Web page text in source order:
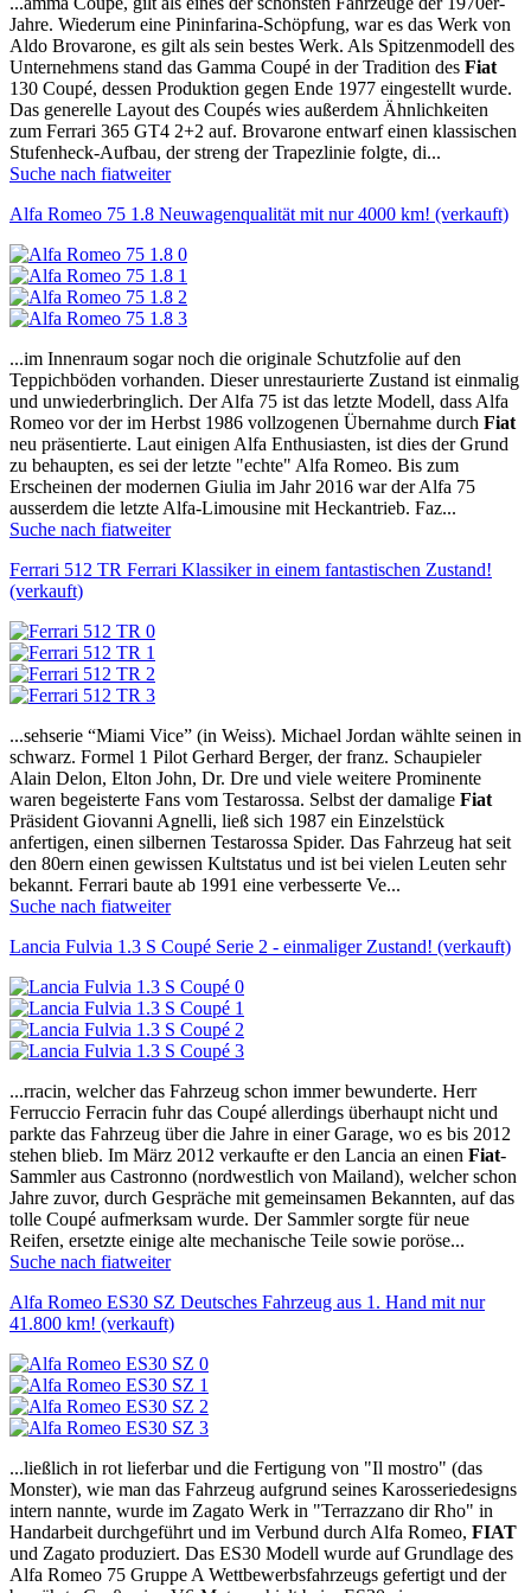
Jahre. Wiederum eine Pininfarina-Schöpfung, war es das Werk von
Aldo Brovarone, es gilt als sein bestes Werk. Als Spitzenmodell des
Unternehmens stand das Gamma Coupé in der Tradition des Fiat
130 Coupé, dessen Produktion gegen Ende 1977 eingestellt wurde.
Das generelle Layout des Coupés wies außerdem Ähnlichkeiten
zum Ferrari 365 GT4 2+2 auf. Brovarone entwarf einen klassischen
Stufenheck-Aufbau, der streng der Trapezlinie folgte, di...
Suche nach fiatweiter
Alfa Romeo 75 1.8 Neuwagenqualität mit nur 4000 km! (verkauft)
...im Innenraum sogar noch die originale Schutzfolie auf den
Teppichböden vorhanden. Dieser unrestaurierte Zustand ist einmalig
und unwiederbringlich. Der Alfa 75 ist das letzte Modell, dass Alfa
Romeo vor der im Herbst 1986 vollzogenen Übernahme durch Fiat
neu präsentierte. Laut einigen Alfa Enthusiasten, ist dies der Grund
zu behaupten, es sei der letzte "echte" Alfa Romeo. Bis zum
Erscheinen der modernen Giulia im Jahr 2016 war der Alfa 75
ausserdem die letzte Alfa-Limousine mit Heckantrieb. Faz...
Suche nach fiatweiter
Ferrari 512 TR Ferrari Klassiker in einem fantastischen Zustand!
(verkauft)
...sehserie “Miami Vice” (in Weiss). Michael Jordan wählte seinen in
schwarz. Formel 1 Pilot Gerhard Berger, der franz. Schaupieler
Alain Delon, Elton John, Dr. Dre und viele weitere Prominente
waren begeisterte Fans vom Testarossa. Selbst der damalige Fiat
Präsident Giovanni Agnelli, ließ sich 1987 ein Einzelstück
anfertigen, einen silbernen Testarossa Spider. Das Fahrzeug hat seit
den 80ern einen gewissen Kultstatus und ist bei vielen Leuten sehr
bekannt. Ferrari baute ab 1991 eine verbesserte Ve...
Suche nach fiatweiter
Lancia Fulvia 1.3 S Coupé Serie 2 - einmaliger Zustand! (verkauft)
...rracin, welcher das Fahrzeug schon immer bewunderte. Herr
Ferruccio Ferracin fuhr das Coupé allerdings überhaupt nicht und
parkte das Fahrzeug über die Jahre in einer Garage, wo es bis 2012
stehen blieb. Im März 2012 verkaufte er den Lancia an einen Fiat-
Sammler aus Castronno (nordwestlich von Mailand), welcher schon
Jahre zuvor, durch Gespräche mit gemeinsamen Bekannten, auf das
tolle Coupé aufmerksam wurde. Der Sammler sorgte für neue
Reifen, ersetzte einige alte mechanische Teile sowie poröse...
Suche nach fiatweiter
Alfa Romeo ES30 SZ Deutsches Fahrzeug aus 1. Hand mit nur
41.800 km! (verkauft)
...ließlich in rot lieferbar und die Fertigung von "Il mostro" (das
Monster), wie man das Fahrzeug aufgrund seines Karosseriedesigns
intern nannte, wurde im Zagato Werk in "Terrazzano dir Rho" in
Handarbeit durchgeführt und im Verbund durch Alfa Romeo, FIAT
und Zagato produziert. Das ES30 Modell wurde auf Grundlage des
Alfa Romeo 75 Gruppe A Wettbewerbsfahrzeugs gefertigt und der